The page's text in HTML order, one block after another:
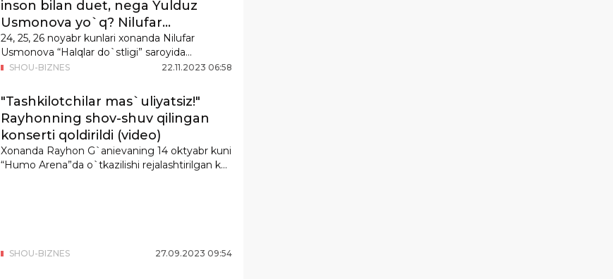
SHOU-BIZNES 22.11.2023 06:58
inson bilan duet, nega Yulduz
Usmonova yo`q? Nilufar
Usmonova konsert oldi sirlarni
ochdi
24, 25, 26 noyabr kunlari xonanda Nilufar
Usmonova “Halqlar do`stligi” saroyida
navbatdagi...
SHOU-BIZNES 27.09.2023 09:54
"Tashkilotchilar mas`uliyatsiz!"
Rayhonning shov-shuv qilingan
konserti qoldirildi (video)
Xonanda Rayhon G`anievaning 14 oktyabr kuni
“Humo Arena”da o`tkazilishi rejalashtirilgan k...